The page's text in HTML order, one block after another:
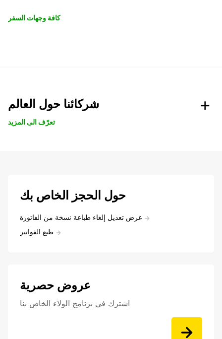
كافة وجهات السفر
شركائنا حول العالم
تعرّف الى المزيد
حول الحجز الخاص بك
عرض تعديل إلغاء طباعة نسخة من الفاتورة
طبع الفواتير
عروض حصرية
اشترك في برنامج الولاء الخاص بنا